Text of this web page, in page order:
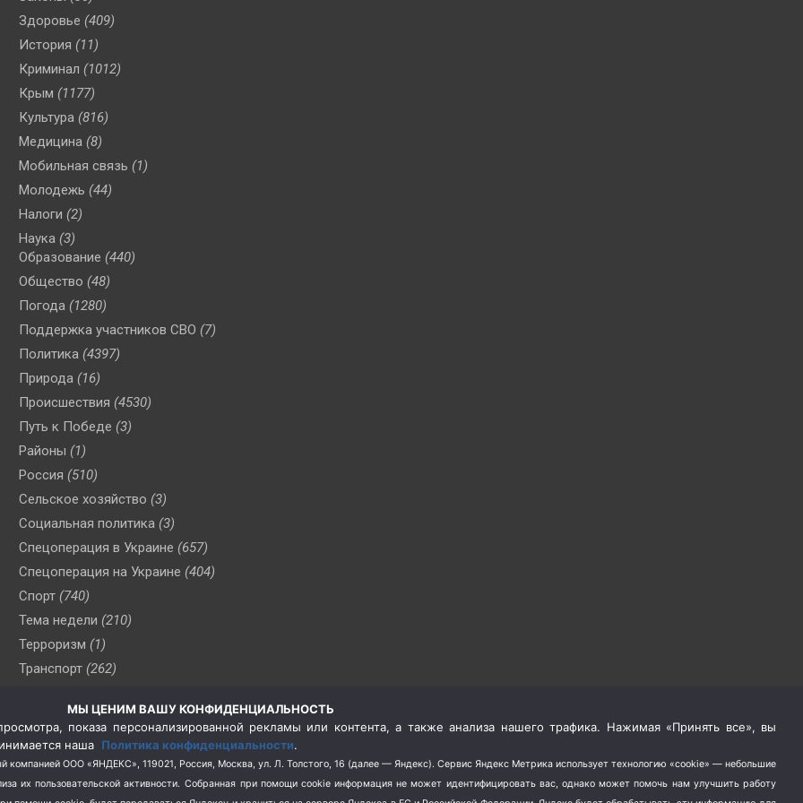
Здоровье (409)
История (11)
Криминал (1012)
Крым (1177)
Культура (816)
Медицина (8)
Мобильная связь (1)
Молодежь (44)
Налоги (2)
Наука (3)
Образование (440)
Общество (48)
Погода (1280)
Поддержка участников СВО (7)
Политика (4397)
Природа (16)
Происшествия (4530)
Путь к Победе (3)
Районы (1)
Россия (510)
Сельское хозяйство (3)
Социальная политика (3)
Спецоперация в Украине (657)
Спецоперация на Украине (404)
Спорт (740)
Тема недели (210)
Терроризм (1)
Транспорт (262)
(76)
Цены (2)
Школа и спорт (2)
Экология (8)
МЫ ЦЕНИМ ВАШУ КОНФИДЕНЦИАЛЬНОСТЬ
показа персонализированной рекламы или контента, а также анализа нашего трафика. Нажимая «Принять все», вы
наша Политика конфиденциальности.
компанией ООО «ЯНДЕКС», 119021, Россия, Москва, ул. Л. Толстого, 16 (далее — Яндекс). Сервис Яндекс Метрика использует технологию «cookie» — небольшие
их пользовательской активности. Собранная при помощи cookie информация не может идентифицировать вас, однако может помочь нам улучшить работу